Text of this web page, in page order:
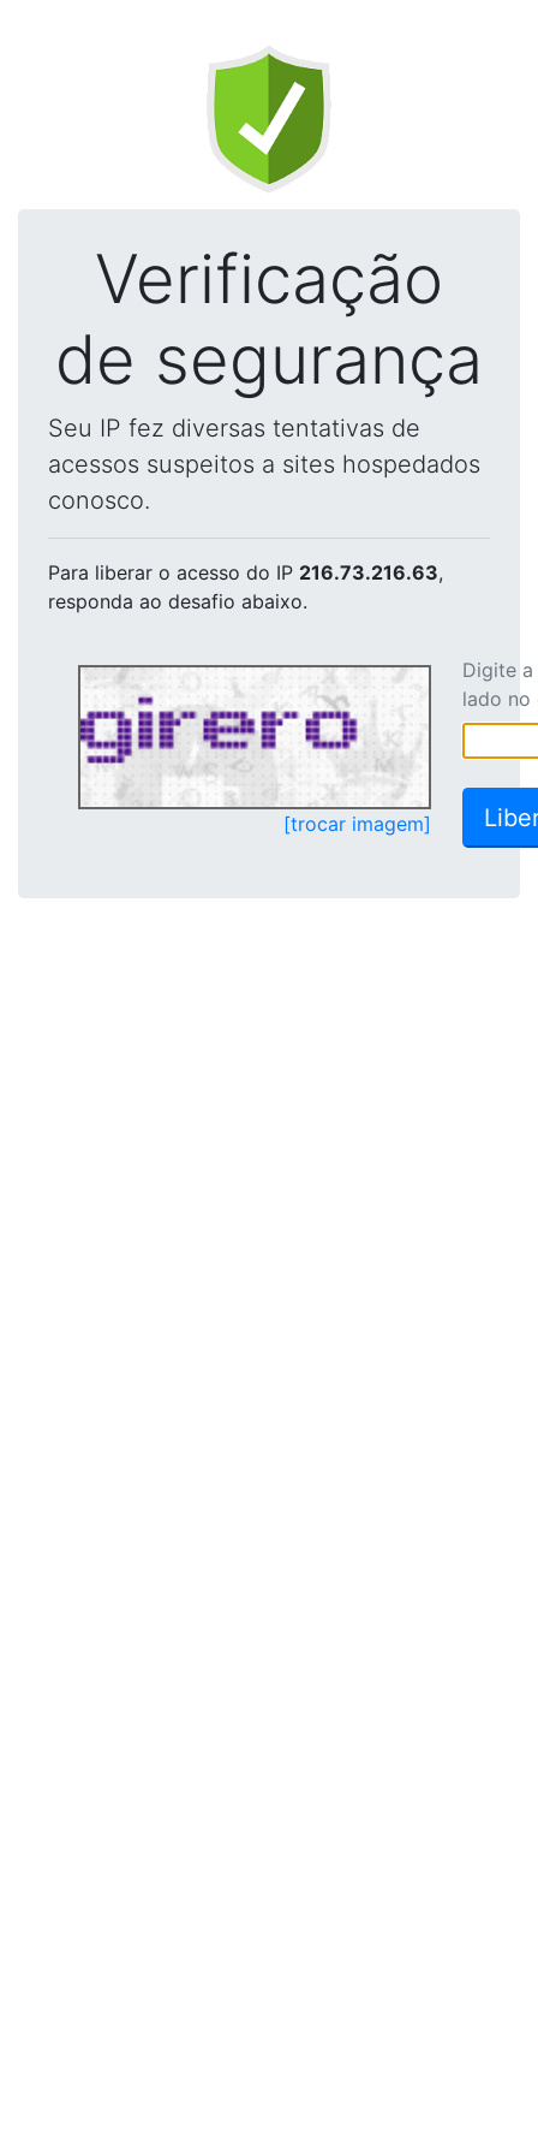
Verificação
de segurança
Seu IP fez diversas tentativas de
acessos suspeitos a sites hospedados
conosco.
Para liberar o acesso do IP 216.73.216.63,
responda ao desafio abaixo.
[trocar imagem]
Digite
lado no